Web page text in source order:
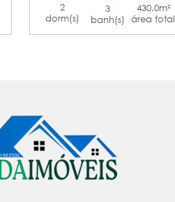
2
dorm(s)
3
banh(s)
430.0m²
área total